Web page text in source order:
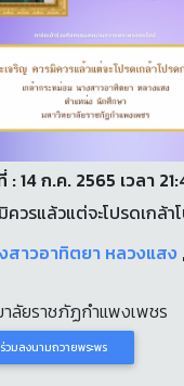
14 ก.ค. 2565 เวลา
วรแล้วแต่จะโปรดเกล้า
สาวอาทิตยา หลวงแสง
าลัยราชภัฏกำแพงเพชร
วมลงนามถวายพระพร